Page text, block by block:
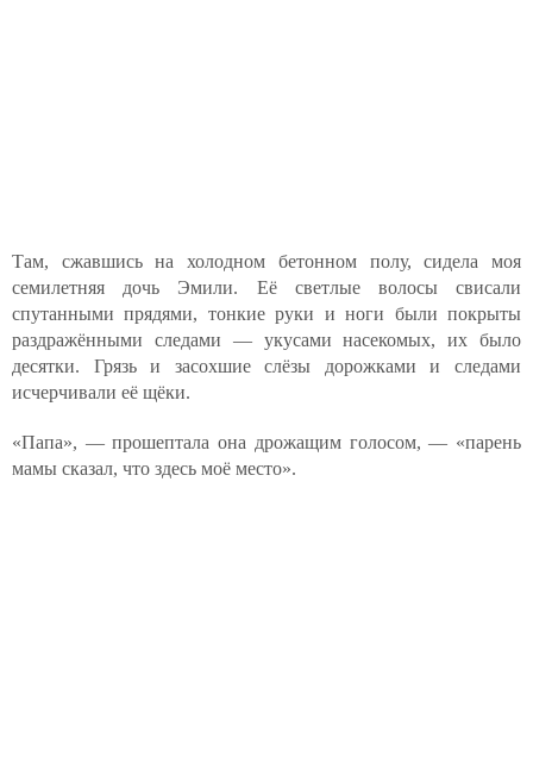
Там, сжавшись на холодном бетонном полу, сидела моя
семилетняя дочь Эмили. Её светлые волосы свисали
спутанными прядями, тонкие руки и ноги были покрыты
раздражёнными следами — укусами насекомых, их было
десятки. Грязь и засохшие слёзы дорожками и следами
исчерчивали её щёки.
«Папа», — прошептала она дрожащим голосом, — «парень
мамы сказал, что здесь моё место».